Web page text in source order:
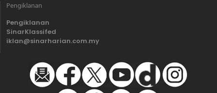
Pengiklanan
Pengiklanan
SinarKlassifed
iklan@sinarharian.com.my